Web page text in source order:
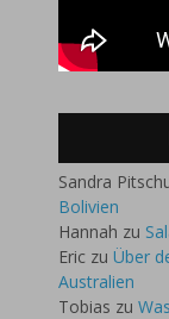
Sandra
Bolivien
Hannah zu
Eric zu Über
Australien
Tobias zu